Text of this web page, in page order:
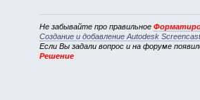
Не забывайте про правильное
Создание и добавление Autodesk
Если Вы задали вопрос и на форуме
Решение